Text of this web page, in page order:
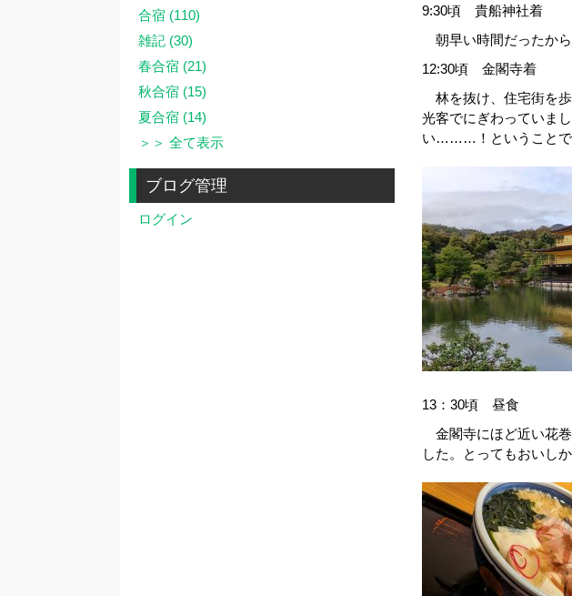
合宿 (110)
雑記 (30)
春合宿 (21)
秋合宿 (15)
夏合宿 (14)
＞＞ 全て表示
ブログ管理
ログイン
9:30頃 貴船神社着
朝早い時間だったから
12:30頃 金閣寺着
林を抜け、住宅街を
光客でにぎわっていま
い………！ということで
13：30頃 昼食
金閣寺にほど近い花
した。とってもおいし